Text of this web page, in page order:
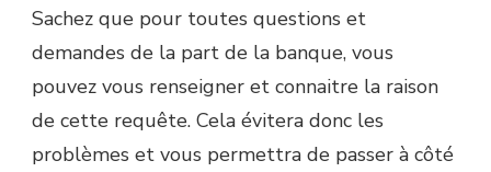
Sachez que pour toutes questions et
demandes de la part de la banque, vous
pouvez vous renseigner et connaitre la raison
de cette requête. Cela évitera donc les
problèmes et vous permettra de passer à côté